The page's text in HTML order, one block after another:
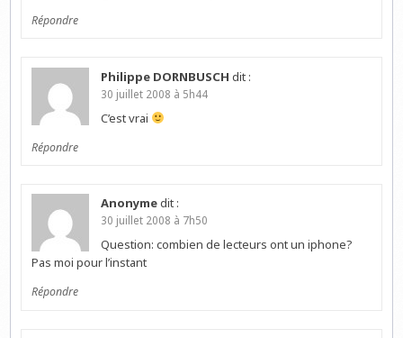
Répondre
Philippe DORNBUSCH dit :
30 juillet 2008 à 5h44
C’est vrai
Répondre
Anonymedit :
30 juillet 2008 à 7h50
Question: combien de lecteurs ont un iphone?
Pas moi pour l’instant
Répondre